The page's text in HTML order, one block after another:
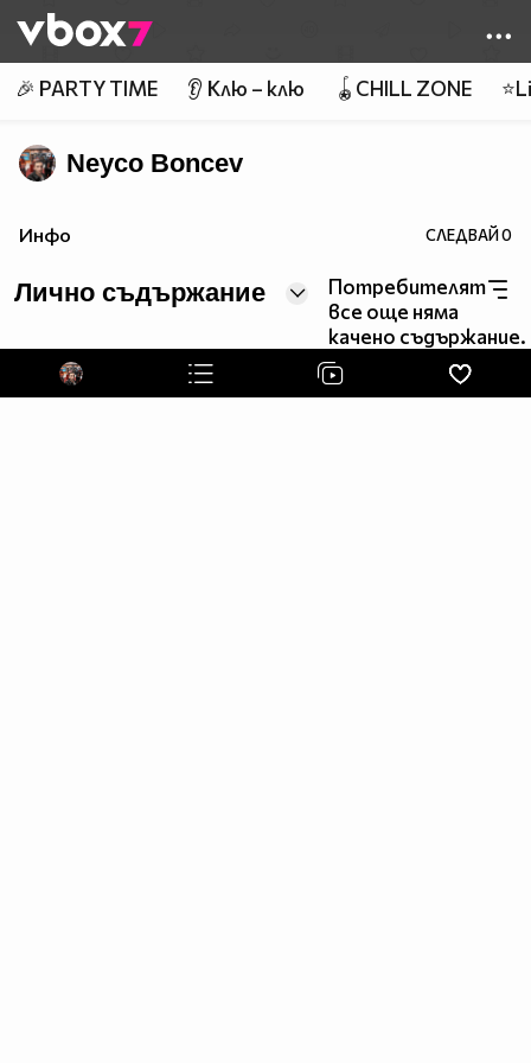
👾
🎉 PARTY TIME 👂 Клю – клю 🪀CHILL ZONE
Neyco Boncev
Инфо СЛЕДВАЙ0
Лично съдържание
Потребителят
все още няма
качено съдържание.